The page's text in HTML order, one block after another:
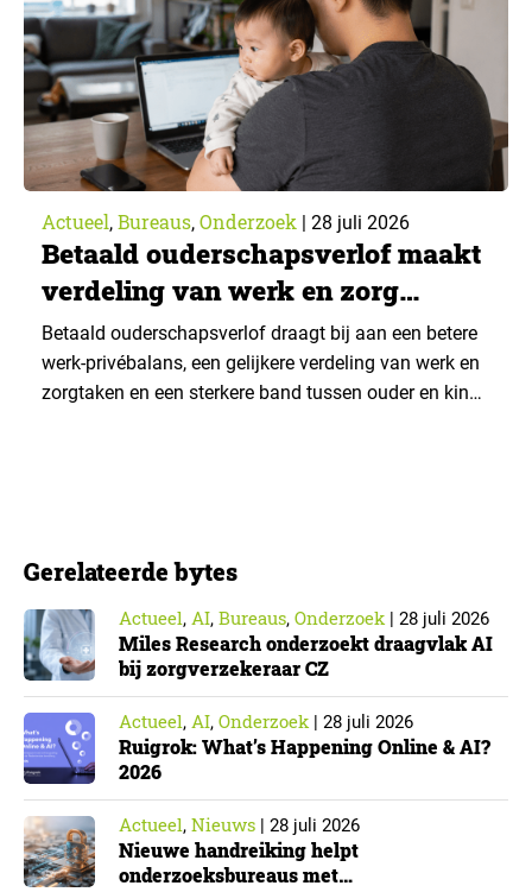
Actueel, Bureaus, Onderzoek | 28 juli 2026
Betaald ouderschapsverlof maakt
verdeling van werk en zorg
gelijker
Betaald ouderschapsverlof draagt bij aan een betere
werk-privébalans, een gelijkere verdeling van werk en
zorgtaken en een sterkere band tussen ouder en kind.
Gerelateerde bytes
Actueel, AI, Bureaus, Onderzoek| 28 juli 2026
Miles Research onderzoekt draagvlak AI
bij zorgverzekeraar CZ
Actueel, AI, Onderzoek| 28 juli 2026
Ruigrok: What’s Happening Online & AI?
2026
Actueel, Nieuws | 28 juli 2026
Nieuwe handreiking helpt
onderzoeksbureaus met